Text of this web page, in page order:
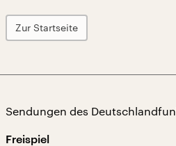
Zur Startseite
Sendungen des
Freispiel